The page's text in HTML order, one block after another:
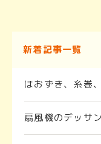
新着記事一覧
ほおずき、糸巻
扇風機のデッサ